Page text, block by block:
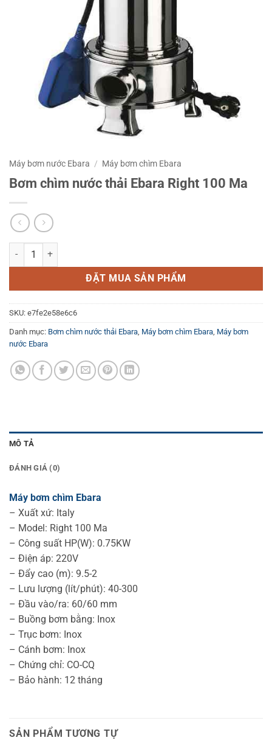
Máy bơm nước Ebara / Máy bơm chìm Ebara
Bơm chìm nước thải Ebara Right 100 Ma
Bơm chìm nước thải Ebara Right 100 Ma số lượng
ĐẶT MUA SẢN PHẨM
SKU: e7fe2e58e6c6
Danh mục: Bơm chìm nước thải Ebara Máy bơm chìm Ebara Máy bơm
nước Ebara
MÔ TẢ
ĐÁNH GIÁ (0)
Máy bơm chìm Ebara
– Xuất xứ: Italy
– Model: Right 100 Ma
– Công suất HP(W): 0.75KW
– Điện áp: 220V
– Đẩy cao (m): 9.5-2
– Lưu lượng (lít/phút): 40-300
– Đầu vào/ra: 60/60 mm
– Buồng bơm bằng: Inox
– Trục bơm: Inox
– Cánh bơm: Inox
– Chứng chỉ: CO-CQ
– Bảo hành: 12 tháng
SẢN PHẨM TƯƠNG TỰ